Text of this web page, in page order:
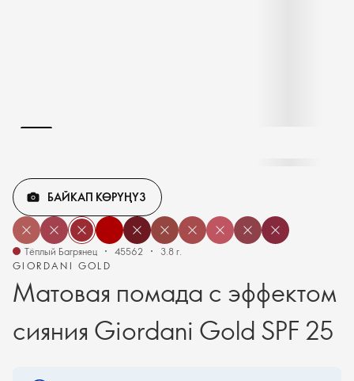
GIORDANI GOLD
Матовая помада с эффектом
сияния Giordani Gold SPF 25
БАЙКАП КӨРҮҢҮЗ
Тёплый Багрянец 45562 3.8 г.